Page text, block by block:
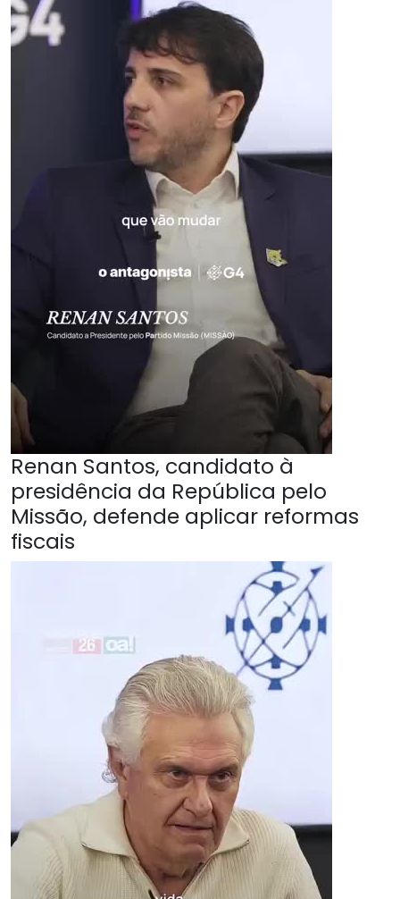
Renan Santos, candidato à
presidência da República pelo
Missão, defende aplicar reformas
fiscais